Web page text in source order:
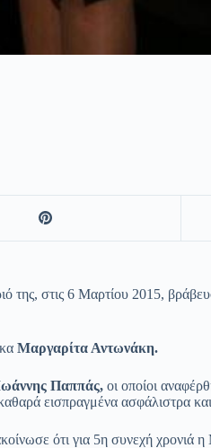
στις 6 Μαρτίου 2015,
Μαργαρίτα Αντωνάκη.
Παππάς, οι οποίοι
εισπραγμένα ασφάλιστρα
ότι για 5η συνεχή